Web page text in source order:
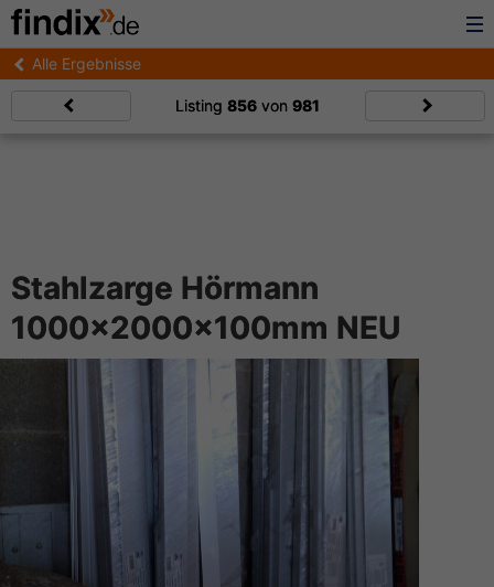
Alle Ergebnisse
Listing 856von 981
Stahlzarge Hörmann
1000x2000x100mm NEU